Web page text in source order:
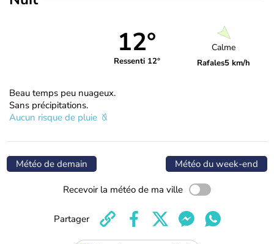
12°
Ressenti 12°
Calme
Rafales5 km/h
Beau temps peu nuageux.
Sans précipitations.
Aucun risque de pluie
Météo de demain Météo du week-end
Recevoir la météo de ma ville
Partager